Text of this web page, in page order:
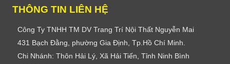
THÔNG TIN LIÊN HỆ
Công Ty TNHH TM DV Trang Trí Nội Thất Nguyễn Mai
431 Bạch Đằng, phường Gia Định, Tp.Hồ Chí Minh.
Chi Nhánh: Thôn Hải Lý, Xã Hải Tiến, Tỉnh Ninh Bình